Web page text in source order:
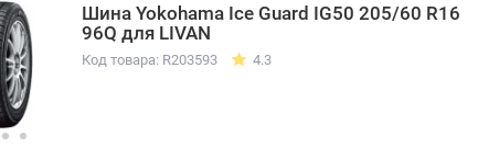
Шина Yokohama Ice Guard IG50 205/60 R16
96Q для LIVAN
Код товара: R203593 4.3